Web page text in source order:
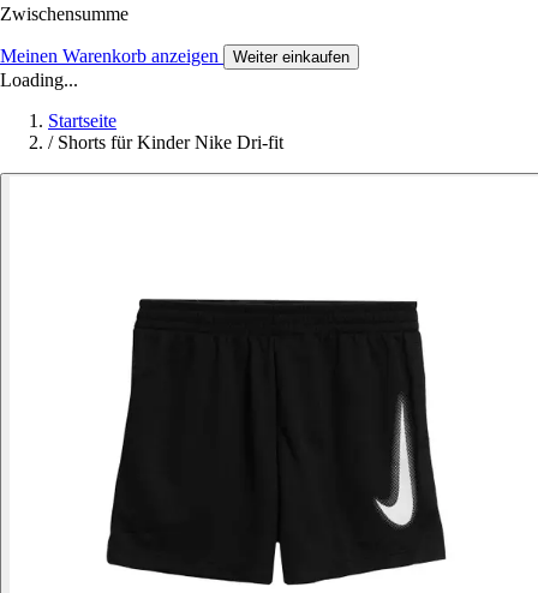
Zwischensumme
Meinen Warenkorb anzeigen Weiter einkaufen
Loading...
Startseite
/ Shorts für Kinder Nike Dri-fit